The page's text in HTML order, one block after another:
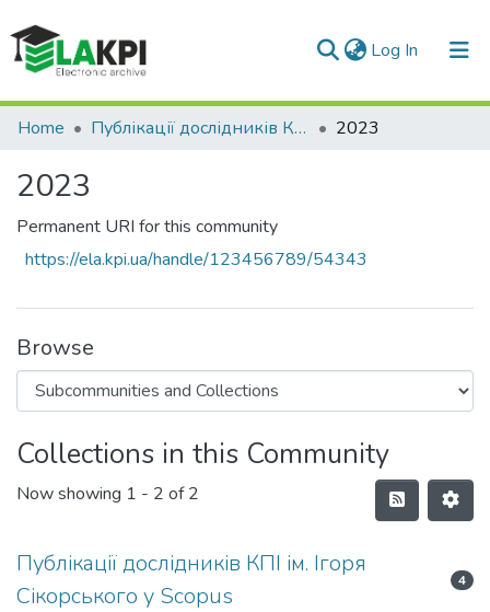
Log In (current)
Communities & Collections
Home Публікації дослідників КПІ ім. Ігоря Сікорського у Scopus / Web of Science 2023
2023
Permanent URI for this community
https://ela.kpi.ua/handle/123456789/54343
Browse
Collections in this Community
Now showing 1 - 2 of 2
Публікації дослідників КПІ ім. Ігоря
Сікорського у Scopus
4